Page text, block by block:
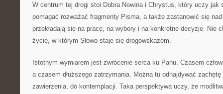
W centrum tej drogi stoi Dobra Nowina i Chrystus, który uczy jak
pomagać rozważać fragmenty Pisma, a także zastanowić się
przekładają się na pracę, na wybory i na konkretne decyzje. Nie
życie, w którym Słowo staje się drogowskazem.
Istotnym wymiarem jest zwrócenie serca ku Panu. Czasem
a czasem dłuższego zatrzymania. Można tu odnajdywać
zawierzenia, do kontemplacji. Taka perspektywa uczy, że